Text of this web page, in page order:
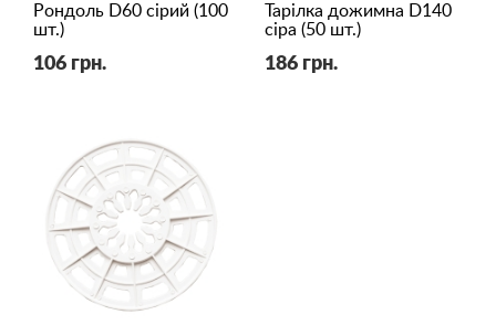
Рондоль D60 сірий (100
шт.)
106 грн.
Тарілка дожимна D140
сіра (50 шт.)
186 грн.